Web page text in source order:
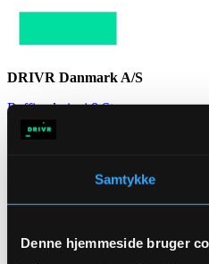
Samtykke
Denne hjemmeside bruger
DRIVR Danmark A/S
Raffinaderivej 8 St.
2300 København S
Danmark
Danmark